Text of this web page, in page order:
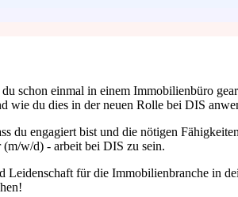
schon einmal in einem Immobilienbüro
wie du dies in der neuen Rolle bei DIS
du engagiert bist und die nötigen
w/d) - arbeit bei DIS zu sein.
für die Immobilienbranche in